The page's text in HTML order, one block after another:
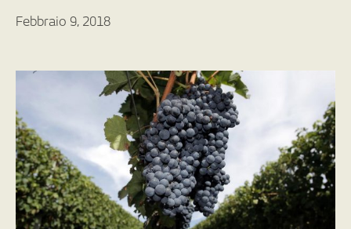
Febbraio 9, 2018